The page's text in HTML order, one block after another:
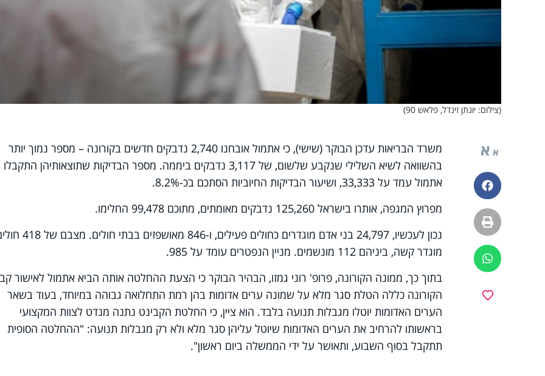
(צילום: יונתן זינדל, פלאש 90)
א א
פייסבוק
הדפסה
ווטסאפ
משרד הבריאות עדכן הבוקר (שישי), כי אתמול אובחנו 2,740 נדבקים חדשים בקורונה – מספר נמוך יותר
בהשוואה לשיא השלילי שנקבע שלשום, של 3,117 נדבקים ביממה. מספר הבדיקות שתוצאותיהן התקבלו
אתמול עמד על 33,333, ושיעור הבדיקות החיוביות הסתכם בכ-8.2%.
מפרוץ המגפה, אותרו בישראל 125,260 נדבקים מאומתים, מתוכם 99,478 החלימו.
נכון לעכשיו, 24,797 בני אדם מוגדרים כחולים פעילים, ו-846 מאושפזים בבתי
מוגדר קשה, ביניהם 112 מונשמים. מניין הנפטרים עומד על 985.
בתוך כך, ממונה הקורונה, פרופ' רוני גמזו, הבהיר הבוקר כי הצעת ההחלטה אותה הביא אתמול לאישור
הקורונה כללה הטלת סגר מלא על שמונה ערים אדומות בהן רמת התחלואה גבוהה במיוחד, בעוד בשאר
הערים האדומות יוטלו מגבלות תנועה בלבד. הוא ציין, כי החלטת הקבינט נתנה מנדט לצוות המקצועי
בראשותו להרחיב את הערים האדומות שיוטל עליהן סגר מלא ולא רק מגבלות תנועה: "ההחלטה הסופית
תתקבל בסוף השבוע, ותאושר על ידי הממשלה ביום ראשון".